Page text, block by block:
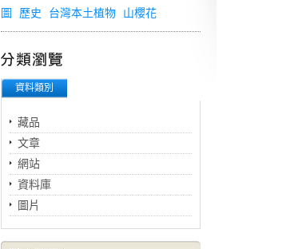
圖
歷史 台灣本土植物 山櫻花
資料類別
藏品
文章
網站
資料庫
圖片